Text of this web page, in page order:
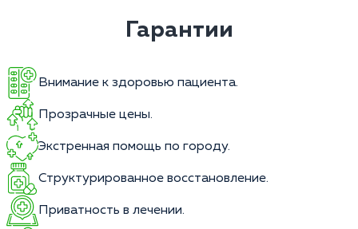
Гарантии
Внимание к здоровью пациента.
Прозрачные цены.
Экстренная помощь по городу.
Структурированное восстановление.
Приватность в лечении.